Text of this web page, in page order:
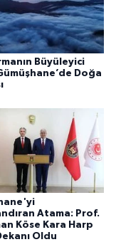
Büyüleyici
Doğa
Atama: Prof.
Köse Kara Harp
Oldu